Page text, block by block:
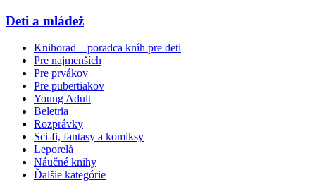
Deti a mládež
Knihorad – poradca kníh pre deti
Pre najmenších
Pre prvákov
Pre pubertiakov
Young Adult
Beletria
Rozprávky
Sci-fi, fantasy a komiksy
Leporelá
Náučné knihy
Ďalšie kategórie